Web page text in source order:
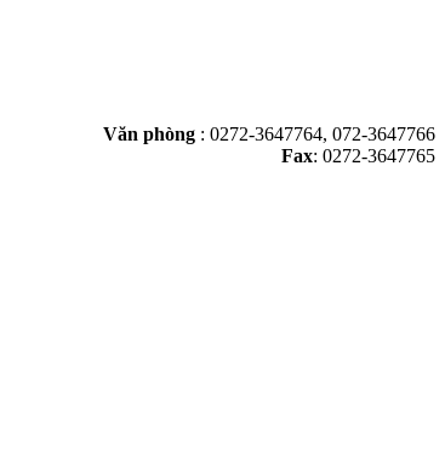
Văn phòng : 0272-3647764, 072-3647766
Fax: 0272-3647765